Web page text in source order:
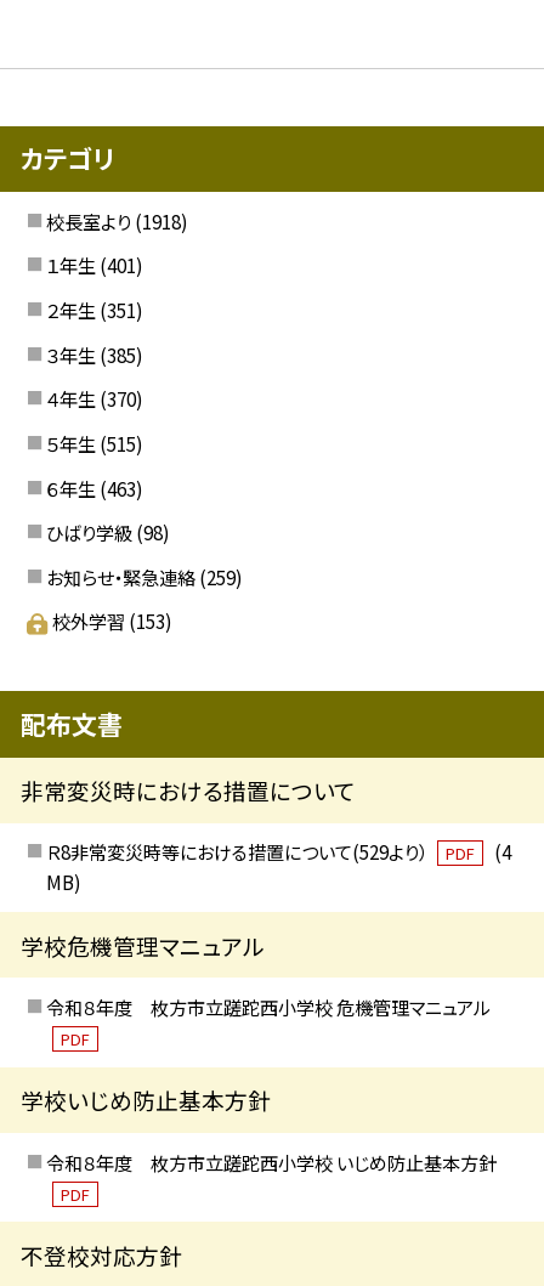
カテゴリ
校長室より (1918)
１年生 (401)
２年生 (351)
３年生 (385)
４年生 (370)
５年生 (515)
６年生 (463)
ひばり学級 (98)
お知らせ・緊急連絡 (259)
校外学習 (153)
配布文書
非常変災時における措置について
Ｒ8非常変災時等における措置について(529より） PDF
(4
MB)
学校危機管理マニュアル
令和８年度 枚方市立蹉跎西小学校 危機管理マニュアル
PDF
学校いじめ防止基本方針
令和８年度 枚方市立蹉跎西小学校 いじめ防止基本方針
PDF
不登校対応方針